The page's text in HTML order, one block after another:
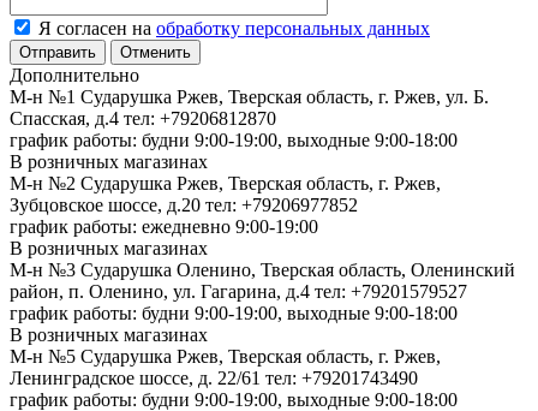
Я согласен на обработку персональных данных
Отменить
Дополнительно
М-н №1 Сударушка Ржев, Тверская область, г. Ржев, ул. Б.
Спасская, д.4 тел: +79206812870
график работы: будни 9:00-19:00, выходные 9:00-18:00
В розничных магазинах
М-н №2 Cударушка Ржев, Тверская область, г. Ржев,
Зубцовское шоссе, д.20 тел: +79206977852
график работы: ежедневно 9:00-19:00
В розничных магазинах
М-н №3 Сударушка Оленино, Тверская область, Оленинский
район, п. Оленино, ул. Гагарина, д.4 тел: +79201579527
график работы: будни 9:00-19:00, выходные 9:00-18:00
В розничных магазинах
М-н №5 Сударушка Ржев, Тверская область, г. Ржев,
Ленинградское шоссе, д. 22/61 тел: +79201743490
график работы: будни 9:00-19:00, выходные 9:00-18:00